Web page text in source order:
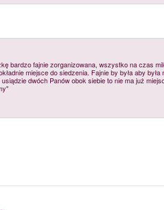
bardzo fajnie zorganizowana, wszystko na czas
miejsce do siedzenia. Fajnie by była aby
usiądzie dwóch Panów obok siebie to nie ma już